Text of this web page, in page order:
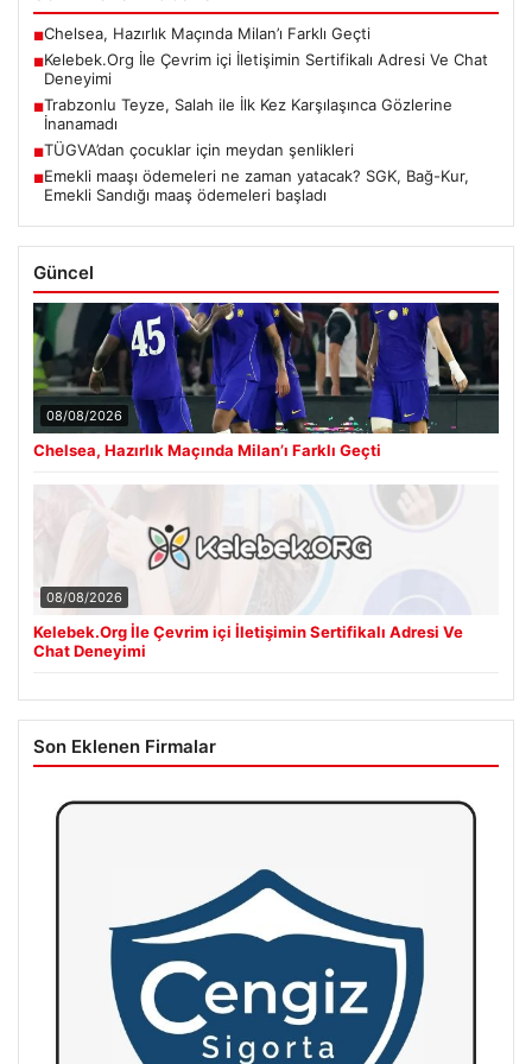
■Chelsea, Hazırlık Maçında Milan’ı Farklı Geçti
■Kelebek.Org İle Çevrim içi İletişimin Sertifikalı Adresi Ve Chat
Deneyimi
■Trabzonlu Teyze, Salah ile İlk Kez Karşılaşınca Gözlerine
İnanamadı
■TÜGVA’dan çocuklar için meydan şenlikleri
■Emekli maaşı ödemeleri ne zaman yatacak? SGK, Bağ-Kur,
Emekli Sandığı maaş ödemeleri başladı
Güncel
08/08/2026
Chelsea, Hazırlık Maçında Milan’ı Farklı Geçti
08/08/2026
Kelebek.Org İle Çevrim içi İletişimin Sertifikalı Adresi Ve
Chat Deneyimi
Son Eklenen Firmalar